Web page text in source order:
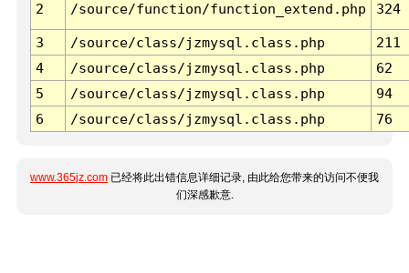
2 /source/function/function_extend.php 324
3 /source/class/jzmysql.class.php
211
4
/source/class/jzmysql.class.php
62
5
/source/class/jzmysql.class.php
94
6
/source/class/jzmysql.class.php 76
www.365jz.com 已经将此出错信息详细记录, 由此给您带来的访问不便我
们深感歉意.